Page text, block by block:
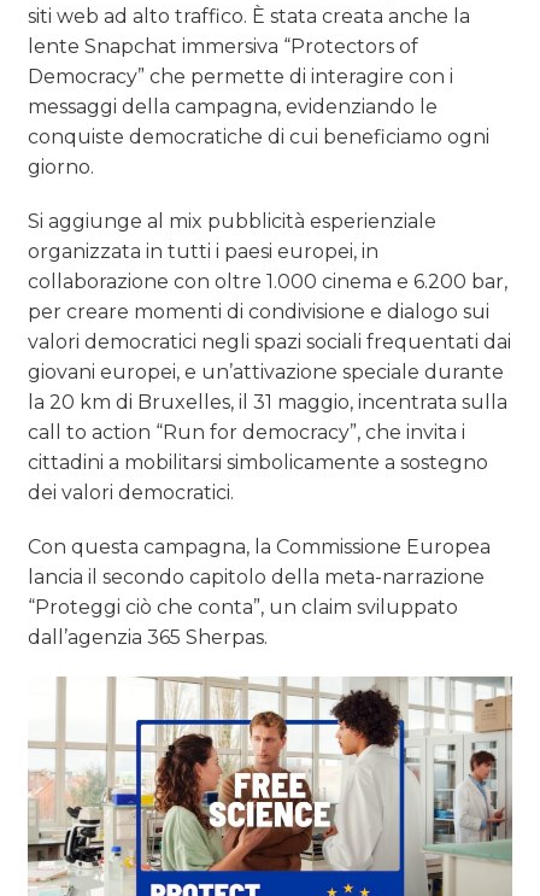
siti web ad alto traffico. È stata creata anche la
lente Snapchat immersiva “Protectors of
Democracy” che permette di interagire con i
messaggi della campagna, evidenziando le
conquiste democratiche di cui beneficiamo ogni
giorno.
Si aggiunge al mix pubblicità esperienziale
organizzata in tutti i paesi europei, in
collaborazione con oltre 1.000 cinema e 6.200 bar,
per creare momenti di condivisione e dialogo sui
valori democratici negli spazi sociali frequentati dai
giovani europei, e un’attivazione speciale durante
la 20 km di Bruxelles, il 31 maggio, incentrata sulla
call to action “Run for democracy”, che invita i
cittadini a mobilitarsi simbolicamente a sostegno
dei valori democratici.
Con questa campagna, la Commissione Europea
lancia il secondo capitolo della meta-narrazione
“Proteggi ciò che conta”, un claim sviluppato
dall’agenzia 365 Sherpas.